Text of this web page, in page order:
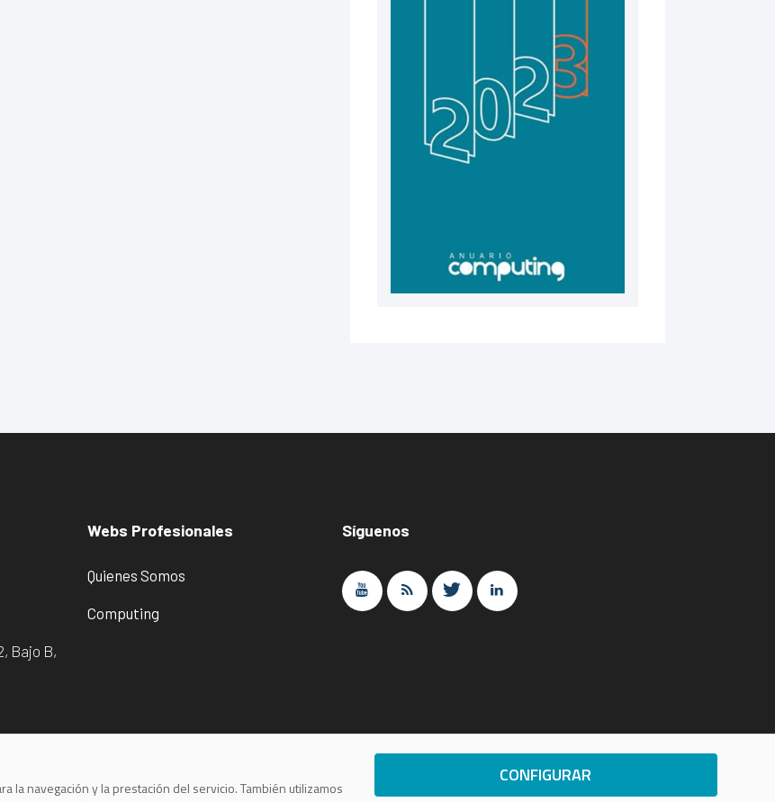
Bajo B,
Webs Profesionales
Quienes Somos
Computing
Síguenos
la navegación y la prestación del servicio. También utilizamos
CONFIGURAR